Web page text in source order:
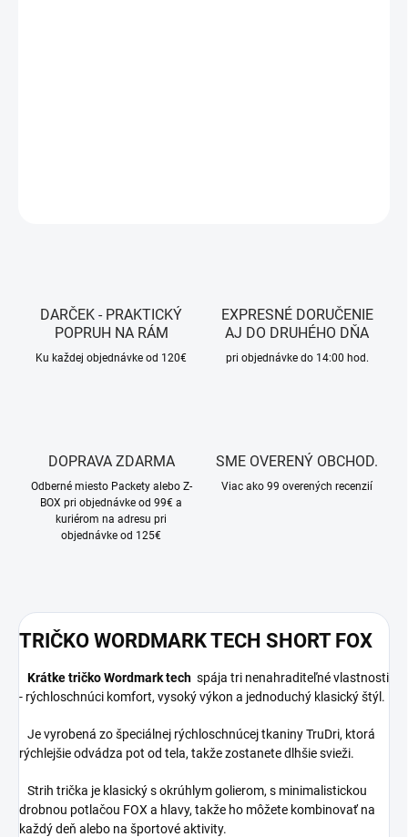
DARČEK - PRAKTICKÝ
POPRUH NA RÁM
Ku každej objednávke od 120€
EXPRESNÉ DORUČENIE
AJ DO DRUHÉHO DŇA
pri objednávke do 14:00 hod.
DOPRAVA ZDARMA
Odberné miesto Packety alebo Z-
BOX pri objednávke od 99€ a
kuriérom na adresu pri
objednávke od 125€
SME OVERENÝ OBCHOD.
Viac ako 99 overených recenzií
TRIČKO WORDMARK TECH SHORT FOX
Krátke tričko Wordmark tech spája tri nenahraditeľné vlastnosti
- rýchloschnúci komfort, vysoký výkon a jednoduchý klasický štýl.
Je vyrobená zo špeciálnej rýchloschnúcej tkaniny TruDri, ktorá
rýchlejšie odvádza pot od tela, takže zostanete dlhšie svieži.
Strih trička je klasický s okrúhlym golierom, s minimalistickou
drobnou potlačou FOX a hlavy, takže ho môžete kombinovať na
každý deň alebo na športové aktivity.